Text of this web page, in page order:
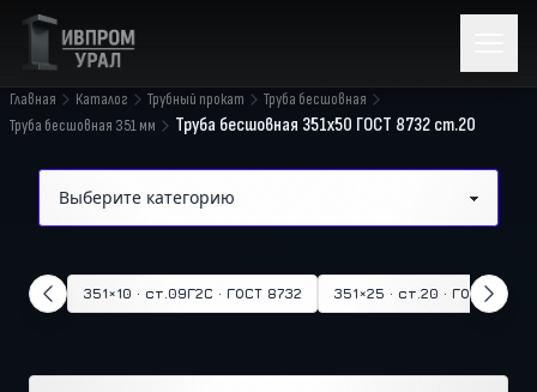
Главная Каталог Трубный прокат
Труба бесшовная
Труба бесшовная 351 мм
Труба бесшовная 351x50 ГОСТ 8732 ст.20
351×10 · ст.09Г2С · ГОСТ 8732 351×25 · ст.20 · ГОСТ 8732